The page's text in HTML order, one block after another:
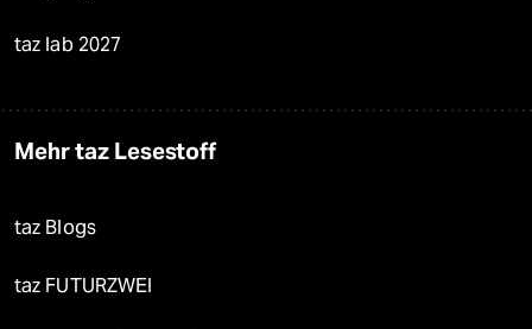
taz lab 2027
Mehr taz Lesestoff
taz Blogs
taz FUTURZWEI